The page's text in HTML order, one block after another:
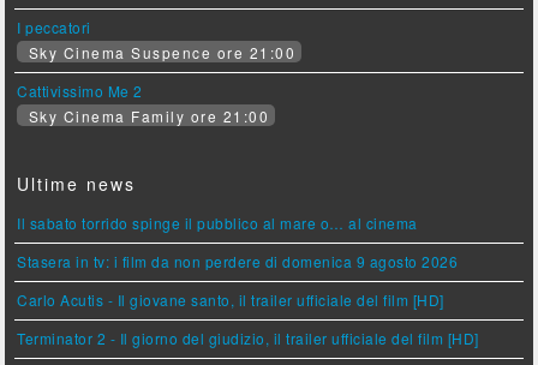
I peccatori
Sky Cinema Suspence ore 21:00
Cattivissimo Me 2
Sky Cinema Family ore 21:00
Ultime news
Il sabato torrido spinge il pubblico al mare o… al cinema
Stasera in tv: i film da non perdere di domenica 9 agosto 2026
Carlo Acutis - Il giovane santo, il trailer ufficiale del film [HD]
Terminator 2 - Il giorno del giudizio, il trailer ufficiale del film [HD]